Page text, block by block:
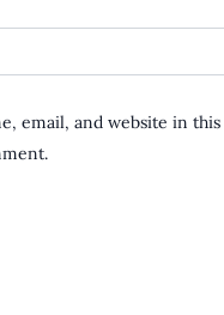
email, and website in